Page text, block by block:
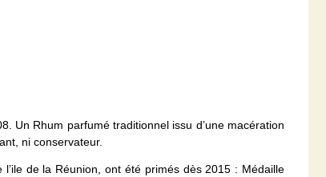
Un Rhum parfumé traditionnel issu d’une macération
ni conservateur.
de la Réunion, ont été primés dès 2015 : Médaille